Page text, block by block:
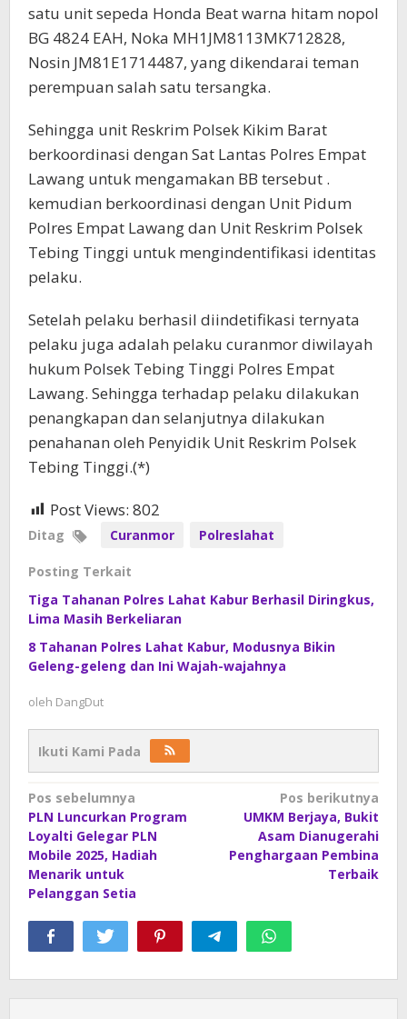
satu unit sepeda Honda Beat warna hitam nopol
BG 4824 EAH, Noka MH1JM8113MK712828,
Nosin JM81E1714487, yang dikendarai teman
perempuan salah satu tersangka.
Sehingga unit Reskrim Polsek Kikim Barat
berkoordinasi dengan Sat Lantas Polres Empat
Lawang untuk mengamakan BB tersebut .
kemudian berkoordinasi dengan Unit Pidum
Polres Empat Lawang dan Unit Reskrim Polsek
Tebing Tinggi untuk mengindentifikasi identitas
pelaku.
Setelah pelaku berhasil diindetifikasi ternyata
pelaku juga adalah pelaku curanmor diwilayah
hukum Polsek Tebing Tinggi Polres Empat
Lawang. Sehingga terhadap pelaku dilakukan
penangkapan dan selanjutnya dilakukan
penahanan oleh Penyidik Unit Reskrim Polsek
Tebing Tinggi.(*)
Post Views: 802
Ditag Curanmor Polreslahat
Posting Terkait
Tiga Tahanan Polres Lahat Kabur Berhasil Diringkus,
Lima Masih Berkeliaran
8 Tahanan Polres Lahat Kabur, Modusnya Bikin
Geleng-geleng dan Ini Wajah-wajahnya
oleh DangDut
Ikuti Kami Pada
Navigasi
pos
Pos sebelumnya
PLN Luncurkan Program
Loyalti Gelegar PLN
Mobile 2025, Hadiah
Menarik untuk
Pelanggan Setia
Pos berikutnya
UMKM Berjaya, Bukit
Asam Dianugerahi
Penghargaan Pembina
Terbaik